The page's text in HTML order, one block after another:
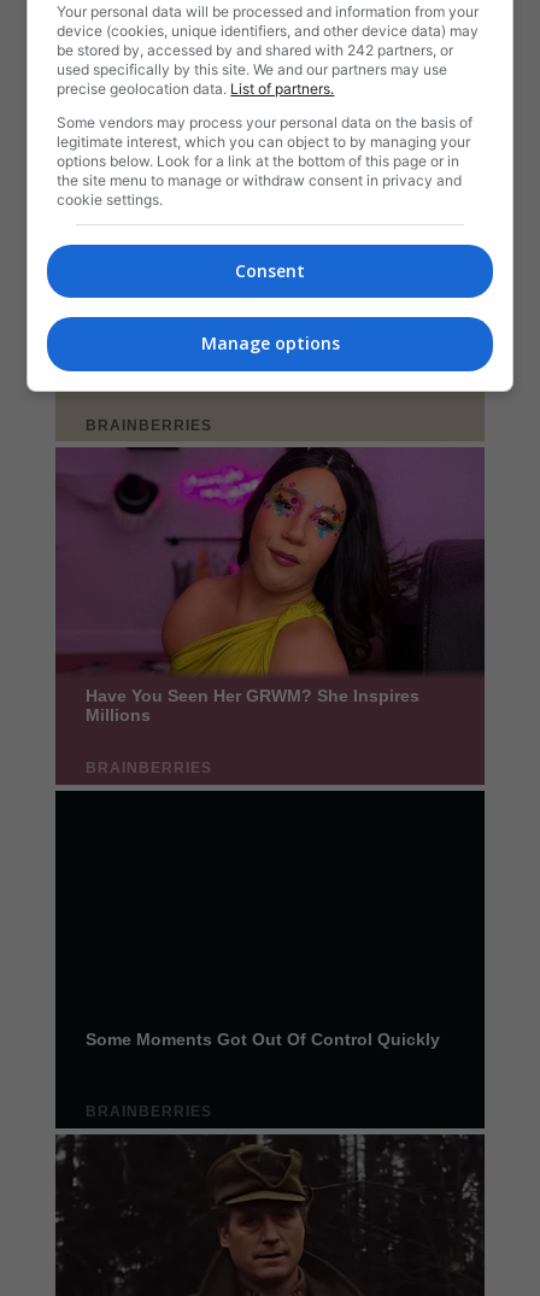
Your personal data will be processed and information from your
device (cookies, unique identifiers, and other device data) may
be stored by, accessed by and shared with 242 partners, or
used specifically by this site. We and our partners may use
precise geolocation data. List of partners.
Some vendors may process your personal data on the basis of
legitimate interest, which you can object to by managing your
options below. Look for a link at the bottom of this page or in
the site menu to manage or withdraw consent in privacy and
cookie settings.
Consent
Manage options